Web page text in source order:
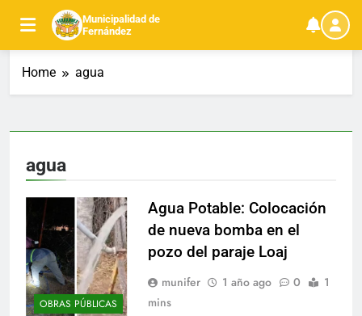
content
Municipalidad de
Fernández
Home agua
agua
OBRAS PÚBLICAS
Agua Potable: Colocación
de nueva bomba en el
pozo del paraje Loaj
munifer 1 año ago 0
1
mins